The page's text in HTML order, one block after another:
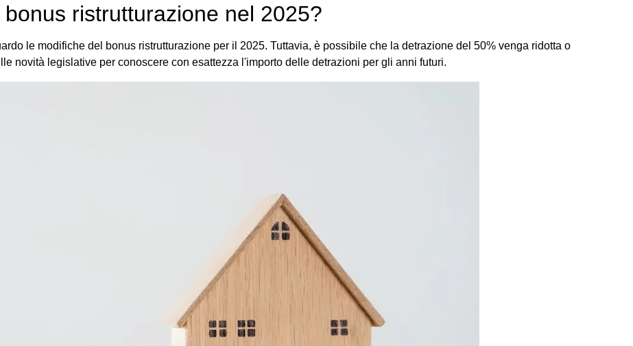
ristrutturazione nel 2025?
le modifiche del bonus ristrutturazione per il 2025. Tuttavia, è possibile che la detrazione del 50% venga ridotta o
novità legislative per conoscere con esattezza l'importo delle detrazioni per gli anni futuri.